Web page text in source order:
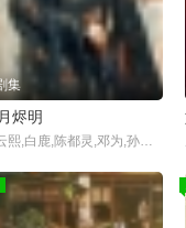
集
烬明